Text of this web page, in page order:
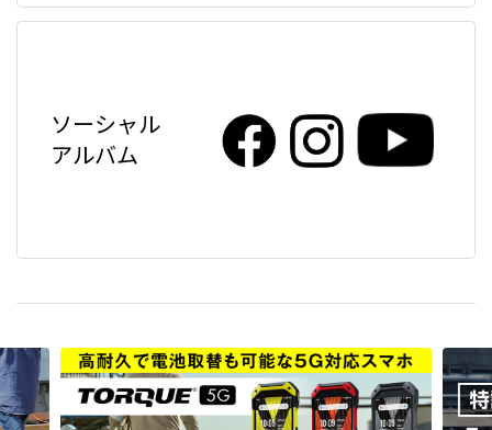
ソーシャル
アルバム